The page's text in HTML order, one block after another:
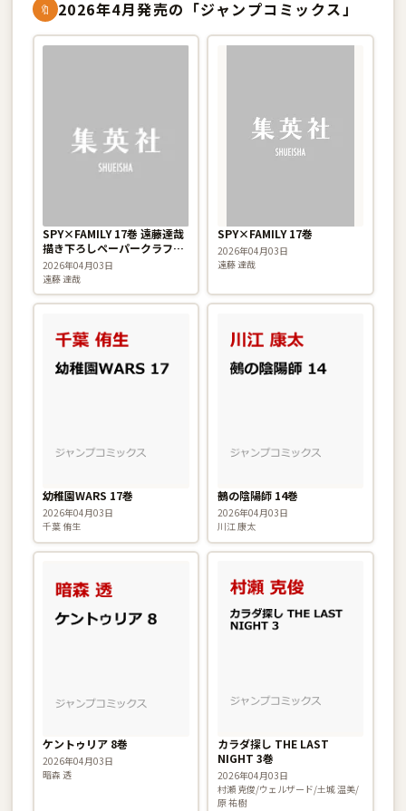
🔖 2026年4月発売の「ジャンプコミックス」
SPY×FAMILY 17巻 遠藤達哉
描き下ろしペーパークラフト
付き特装版
2026年04月03日
遠藤 達哉
SPY×FAMILY 17巻
2026年04月03日
遠藤 達哉
幼稚園WARS 17巻
2026年04月03日
千葉 侑生
鵺の陰陽師 14巻
2026年04月03日
川江 康太
ケントゥリア 8巻
2026年04月03日
暗森 透
カラダ探し THE LAST
NIGHT 3巻
2026年04月03日
村瀬 克俊/ウェルザード/土城 温美/
原 祐樹